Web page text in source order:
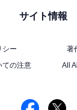
の中距離普通
ると居住性は良
サイト情報
シー
著
ての注意
All